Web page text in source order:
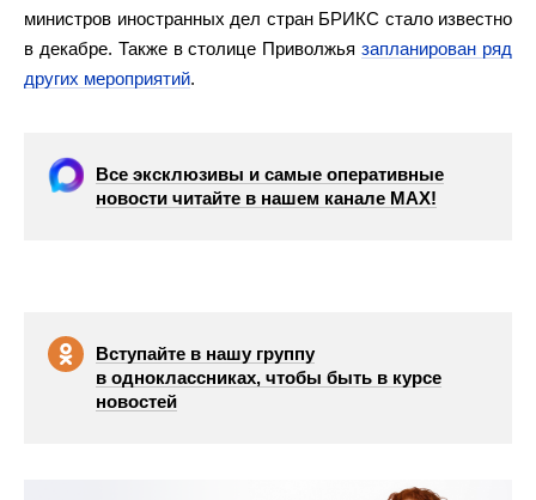
министров иностранных дел стран БРИКС стало известно
в декабре. Также в столице Приволжьязапланирован ряд
других мероприятий.
Все эксклюзивы и самые оперативные
новости читайте в нашем канале МАХ!
Вступайте в нашу группу
в одноклассниках, чтобы быть в курсе
новостей